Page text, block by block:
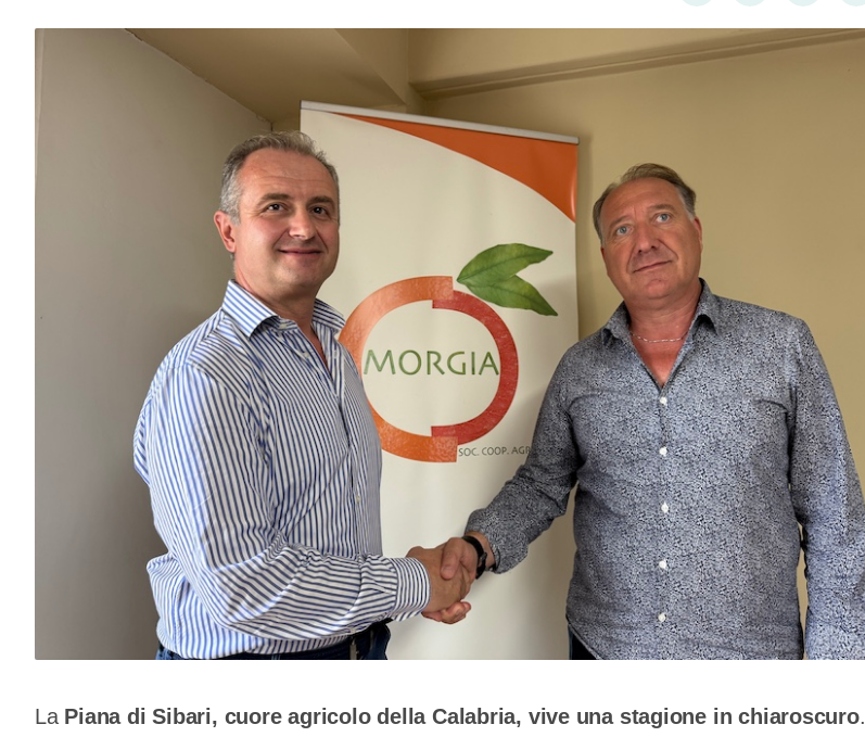
LaPiana di Sibari, cuore agricolo della Calabria, vive una stagione in chiaroscuro.